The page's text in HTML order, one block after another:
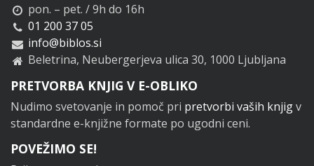
pon. – pet. / 9h do 16h
01 200 37 05
info@biblos.si
Beletrina, Neubergerjeva ulica 30, 1000 Ljubljana
PRETVORBA KNJIG V E-OBLIKO
Nudimo svetovanje in pomoč pri pretvorbi vaših knjigv
standardne e-knjižne formate po ugodni ceni.
POVEŽIMO SE!